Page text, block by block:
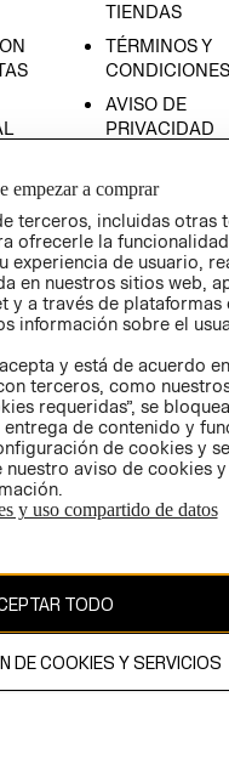
TIENDAS
TÉRMINOS Y
CONDICIONES
AVISO DE
PRIVACIDAD
AVISO DE
COOKIES
LIBRO DE
por copyright y es
empezar a comprar
terceros, incluidas otras
ofrecerle la
experiencia de usuario,
en nuestros sitios web,
y a través de plataformas
información sobre el
y está de acuerdo
terceros, como
requeridas”, se
de contenido y
de cookies y
nuestro aviso de cookies
y uso compartido de datos
TODO
DE COOKIES Y SERVICIOS